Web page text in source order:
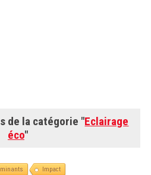
de la catégorie "Eclairage
éco"
Impact